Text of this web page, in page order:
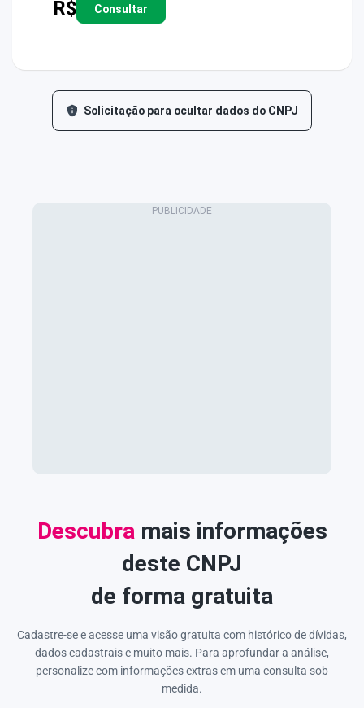
R$ Consultar
Solicitação para ocultar dados do CNPJ
Descubra mais informações
deste CNPJ
de forma gratuita
Cadastre-se e acesse uma visão gratuita com histórico de dívidas,
dados cadastrais e muito mais. Para aprofundar a análise,
personalize com informações extras em uma consulta sob
medida.